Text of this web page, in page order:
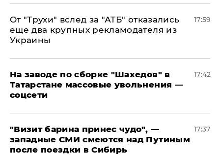
От "Трухи" вслед за "АТБ" отказались
еще два крупных рекламодателя из
Украины
17:59
На заводе по сборке "Шахедов" в
Татарстане массовые увольнения —
соцсети
17:42
"Визит барина принес чудо", —
западные СМИ смеются над Путиным
после поездки в Сибирь
17:37